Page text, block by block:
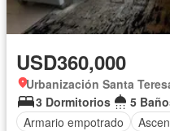
USD360,000
Urbanización Santa
3 Dormitorios
5
Armario empotrado